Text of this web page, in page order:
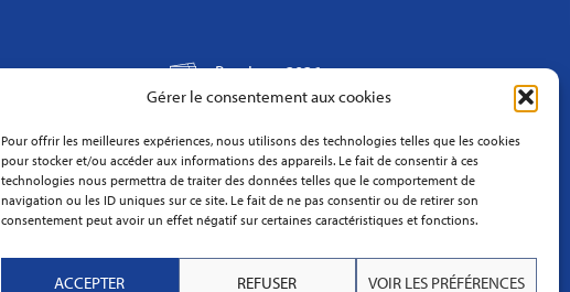
Gérer le consentement aux cookies
Pour offrir les meilleures expériences, nous utilisons des technologies telles que les cookies
pour stocker et/ou accéder aux informations des appareils. Le fait de consentir à ces
technologies nous permettra de traiter des données telles que le comportement de
navigation ou les ID uniques sur ce site. Le fait de ne pas consentir ou de retirer son
consentement peut avoir un effet négatif sur certaines caractéristiques et fonctions.
ACCEPTER REFUSER VOIR LES PRÉFÉRENCES
Brochure 2026
Infos Pratiques
FAQ
Conditions Générales